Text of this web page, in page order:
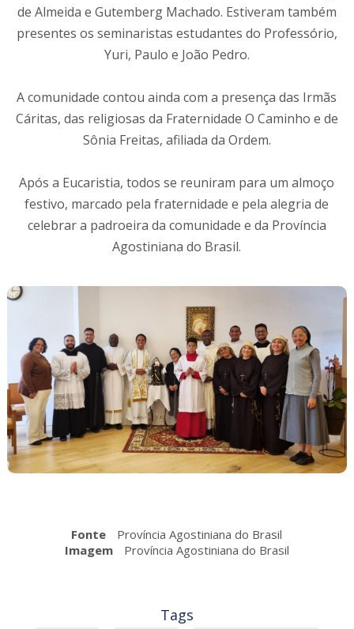
de Almeida e Gutemberg Machado. Estiveram também
presentes os seminaristas estudantes do Professório,
Yuri, Paulo e João Pedro.
A comunidade contou ainda com a presença das Irmãs
Cáritas, das religiosas da Fraternidade O Caminho e de
Sônia Freitas, afiliada da Ordem.
Após a Eucaristia, todos se reuniram para um almoço
festivo, marcado pela fraternidade e pela alegria de
celebrar a padroeira da comunidade e da Província
Agostiniana do Brasil.
Fonte
Província Agostiniana do Brasil
Imagem
Província Agostiniana do Brasil
Tags